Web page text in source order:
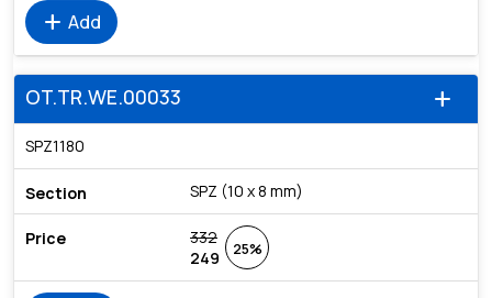
add Add
add
OT.TR.WE.00033
SPZ1180
SPZ (10 x 8 mm)
332
249
25%